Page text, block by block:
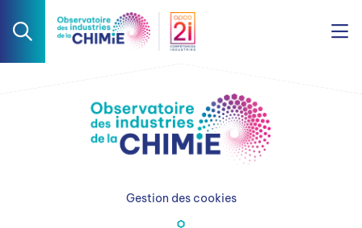
Gestion des cookies